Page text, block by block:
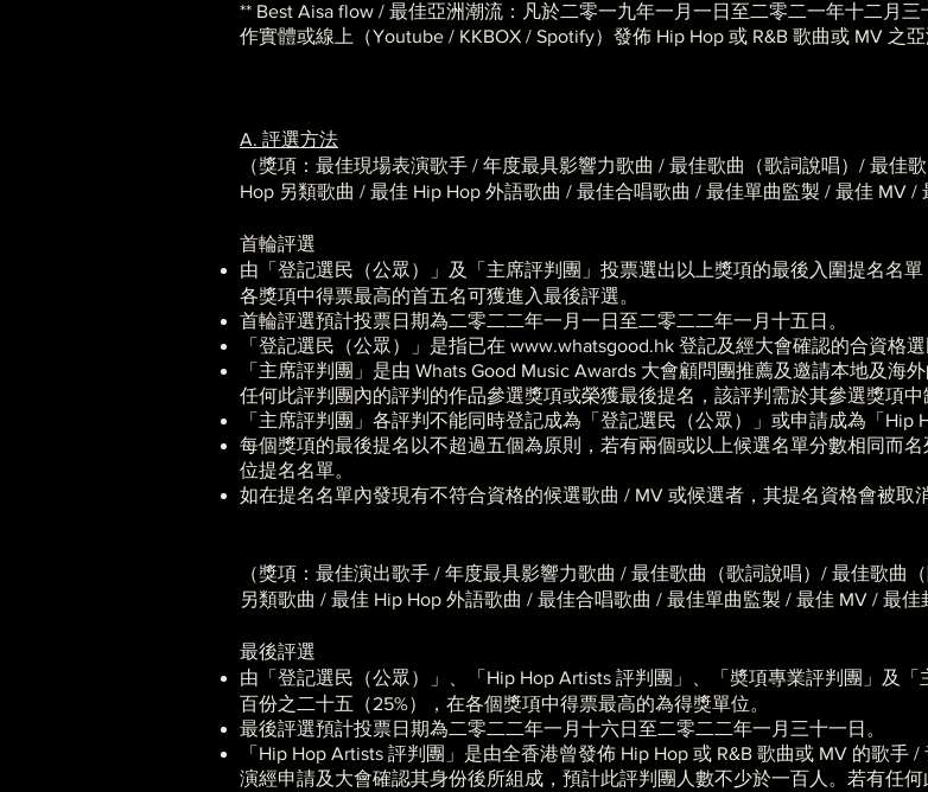
** Best Aisa flow / 最佳亞洲潮流：凡於二零一九年一月一日至二零二一年十二月
作實體或線上（Youtube / KKBOX / Spotify）發佈 Hip Hop 或 R&B 歌曲或 MV 之
A. 評選方法
（獎項：最佳現場表演歌手 / 年度最具影響力歌曲 / 最佳歌曲（歌詞說唱）/ 最佳
Hop 另類歌曲 / 最佳 Hip Hop 外語歌曲 / 最佳合唱歌曲 / 最佳單曲監製 / 最佳 MV /
首輪評選
由「登記選民（公眾）」及
「主席評判團」投票選出以上獎項的最後入圍提名名
各獎項中得票最高的首五名可獲進入最後評選。
首輪評選預計投票日期為二零二二年一月一日至二零二二年一月十五日。
「登記選民（公眾）」是指已在 www.whatsgood.hk 登記及經大會確認的合資格
「主席評判團」是由 Whats Good Music Awards 大會顧問團推薦及邀請本地及海
任何此評判團內的評判的作品參選獎項或榮獲最後提名，該評判需於其參選獎項中
「主席評判團」各評判不能同時登記成為「登記選民（公眾）」或申請成為「Hip
每個獎項的最後提名以不超過五個為原則，若有兩個或以上候選名單分數相同而
位提名名單。
如在提名名單內發現有不符合資格的候選歌曲 / MV 或候選者，其提名資格會被取
（獎項：最佳演出歌手 / 年度最具影響力歌曲 / 最佳歌曲（歌詞說唱）/ 最佳歌曲
另類歌曲 / 最佳 Hip Hop 外語歌曲 / 最佳合唱歌曲 / 最佳單曲監製 / 最佳 MV / 最佳
最後評選
由 「登記選民（公眾）」、「Hip Hop Artists 評判團」、「奬項專業評判團」及
百份之二十五（25%），在各個獎項中得票最高的為得獎單位。
最後評選預計投票日期為二零二二年一月十六日至二零二二年一月三十一日。
「Hip Hop Artists 評判團」是由全香港曾發佈 Hip Hop 或 R&B 歌曲或 MV 的歌手
演經申請及大會確認其身份後所組成，預計此評判團人數不少於一百人。若有任